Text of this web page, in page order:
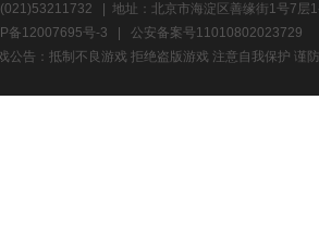
(021)53211732 | 地址：北京市海淀区善缘街1号7
备12007695号-3
公安备案号11010802023729
公告：抵制不良游戏 拒绝盗版游戏 注意自我保护 谨